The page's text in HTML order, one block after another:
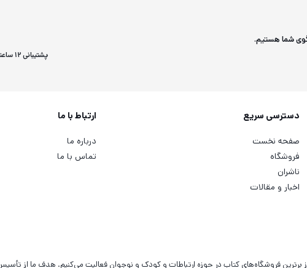
شما هستیم.
پشتیبانی 12 ساعته
دسترسی سریع
صفحه نخست
فروشگاه
ناشران
اخبار و مقالات
ارتباط با ما
درباره ما
تماس با ما
فروشگاه‌های کتاب در حوزه ارتباطات و کودک و نوجوان فعالیت می‌کنیم. هدف ما از